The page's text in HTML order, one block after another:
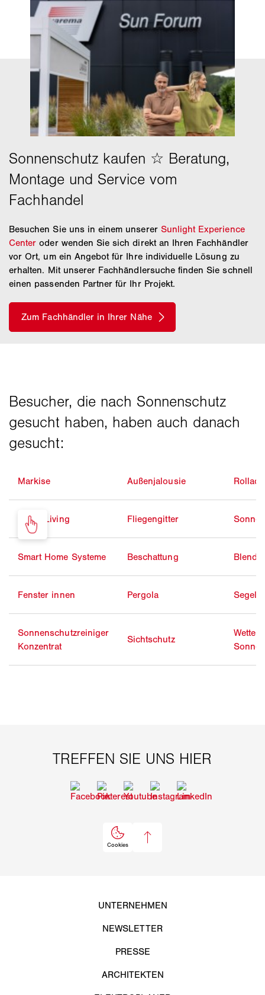
Besuchen Sie uns in einem unserer Sunlight Experience
Center oder wenden Sie sich direkt an Ihren Fachhändler
vor Ort, um ein Angebot für Ihre individuelle Lösung zu
erhalten. Mit unserer Fachhändlersuche finden Sie schnell
einen passenden Partner für Ihr Projekt.
Markise Außenjalousie
Smart Living Fliegengitter
Smart Home Systeme Beschattung
Fenster innen Pergola
Sonnenschutzreiniger
Konzentrat
Sichtschutz